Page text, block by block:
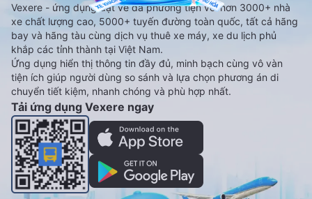
Vexere - ứng dụng đặt vé đa phương tiện với hơn 3000+ nhà
xe chất lượng cao, 5000+ tuyến đường toàn quốc, tất cả hãng
bay và hãng tàu cùng dịch vụ thuê xe máy, xe du lịch phủ
khắp các tỉnh thành tại Việt Nam.
Ứng dụng hiển thị thông tin đầy đủ, minh bạch cùng vô vàn
tiện ích giúp người dùng so sánh và lựa chọn phương án di
chuyển tiết kiệm, nhanh chóng và phù hợp nhất.
Tải ứng dụng Vexere ngay